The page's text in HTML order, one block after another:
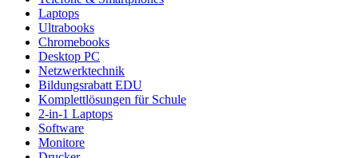
Laptops
Ultrabooks
Chromebooks
Desktop PC
Netzwerktechnik
Bildungsrabatt EDU
Komplettlösungen für Schule
2-in-1 Laptops
Software
Monitore